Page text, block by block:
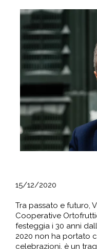
15/12/2020
Tra passato e futuro,
Cooperative
festeggia i 30 anni
2020 non ha portato
celebrazioni, è un